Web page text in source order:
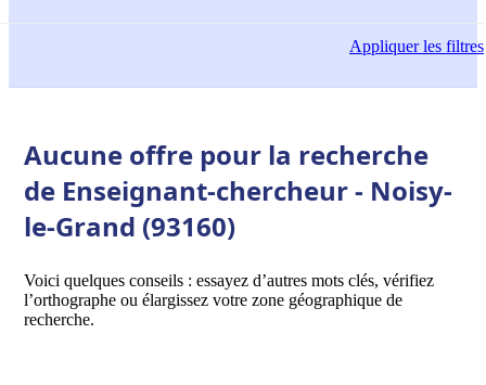
Appliquerles filtres
Aucune offre pour la recherche
de Enseignant-chercheur - Noisy-
le-Grand (93160)
Voici quelques conseils : essayez d’autres mots clés, vérifiez
l’orthographe ou élargissez votre zone géographique de
recherche.